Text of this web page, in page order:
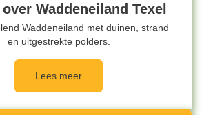
Waddeneiland Texel
Waddeneiland met duinen, strand
en uitgestrekte polders.
Lees meer